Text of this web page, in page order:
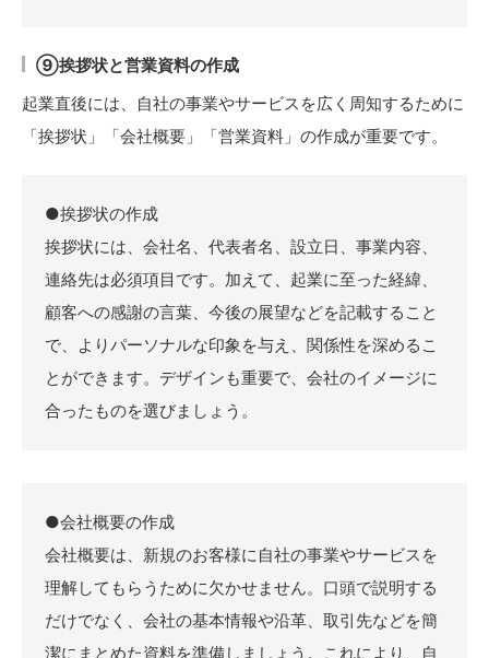
⑨挨拶状と営業資料の作成
起業直後には、自社の事業やサービスを広く周知するために
「挨拶状」「会社概要」「営業資料」の作成が重要です。
●挨拶状の作成
挨拶状には、会社名、代表者名、設立日、事業内容、
連絡先は必須項目です。加えて、起業に至った経緯、
顧客への感謝の言葉、今後の展望などを記載すること
で、よりパーソナルな印象を与え、関係性を深めるこ
とができます。デザインも重要で、会社のイメージに
合ったものを選びましょう。
●会社概要の作成
会社概要は、新規のお客様に自社の事業やサービスを
理解してもらうために欠かせません。口頭で説明する
だけでなく、会社の基本情報や沿革、取引先などを簡
潔にまとめた資料を準備しましょう。これにより、自